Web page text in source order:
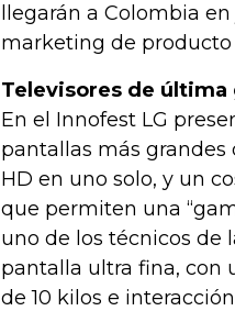
llegarán a Colombia
marketing de producto
Televisores de última
En el Innofest LG
pantallas más grandes
HD en uno solo, y un
que permiten una
uno de los técnicos de
pantalla ultra fina, con
de 10 kilos e